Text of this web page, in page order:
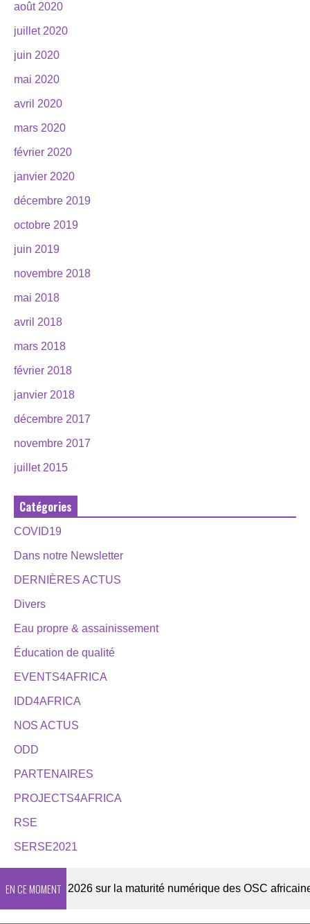
août 2020
juillet 2020
juin 2020
mai 2020
avril 2020
mars 2020
février 2020
janvier 2020
décembre 2019
octobre 2019
juin 2019
novembre 2018
mai 2018
avril 2018
mars 2018
février 2018
janvier 2018
décembre 2017
novembre 2017
juillet 2015
Catégories
COVID19
Dans notre Newsletter
DERNIÈRES ACTUS
Divers
Eau propre & assainissement
Éducation de qualité
EVENTS4AFRICA
IDD4AFRICA
NOS ACTUS
ODD
PARTENAIRES
PROJECTS4AFRICA
RSE
SERSE2021
EN CE MOMENT2026 sur la maturité numérique des OSC africaines